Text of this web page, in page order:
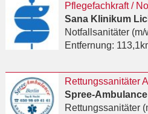
Sana Klinikum
Notfallsanitäter (m/
Entfernung:
Spree-
Rettungssanitäter